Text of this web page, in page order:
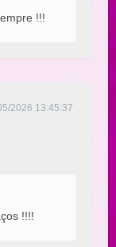
!!!
2026 13:45:37
!!!!